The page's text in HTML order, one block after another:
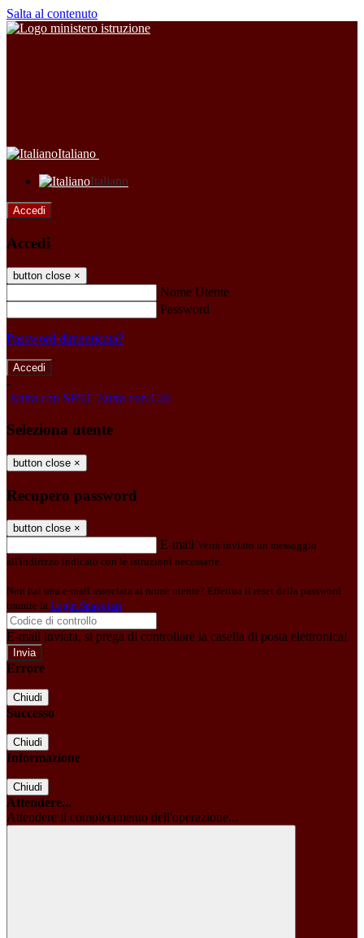
Salta al contenuto
Italiano
Italiano
Accedi
Accedi
button close ×
Nome Utente
Password
Password dimenticata?
-
Entra con SPID Entra con CIE
Seleziona utente
button close ×
Recupero password
button close ×
E-mail Verrà inviato un messaggio
all'indirizzo indicato con le istruzioni necessarie.
Non hai una e-mail associata al nome utente? Effettua il reset della password
tramite la Login Spaggiari
E-mail inviata, si prega di controllare la casella di posta elettronica!
Errore
Chiudi
Successo
Chiudi
Informazione
Chiudi
Attendere...
Attendere il completamento dell'operazione...